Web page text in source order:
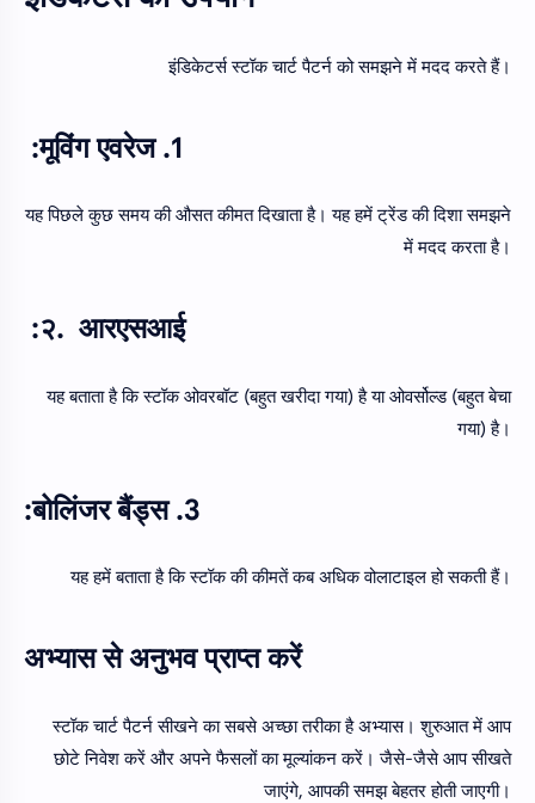
इंडिकेटर्स स्टॉक चार्ट पैटर्न को समझने में मदद करते हैं।
1. मूविंग एवरेज:
यह पिछले कुछ समय की औसत कीमत दिखाता है। यह हमें ट्रेंड की दिशा समझने
में मदद करता है।
२. आरएसआई:
यह बताता है कि स्टॉक ओवरबॉट (बहुत खरीदा गया) है या ओवर्सोल्ड (बहुत बेचा
गया) है।
3. बोलिंजर बैंड्स:
यह हमें बताता है कि स्टॉक की कीमतें कब अधिक वोलाटाइल हो सकती हैं।
अभ्यास से अनुभव प्राप्त करें
स्टॉक चार्ट पैटर्न सीखने का सबसे अच्छा तरीका है अभ्यास। शुरुआत में आप
छोटे निवेश करें और अपने फैसलों का मूल्यांकन करें। जैसे-जैसे आप सीखते
जाएंगे, आपकी समझ बेहतर होती जाएगी।